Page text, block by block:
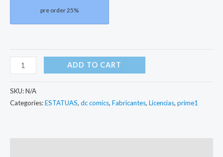
pre order 25%
ADD TO CART
SKU:N/A
Categories:ESTATUAS, dc comics, Fabricantes, Licencias, prime1